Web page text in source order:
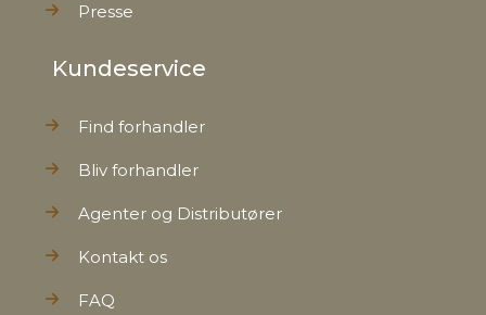
Presse
Kundeservice
Find forhandler
Bliv forhandler
Agenter og Distributører
Kontakt os
FAQ